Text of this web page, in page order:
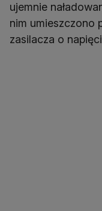
ujemnie
nim umieszczono
zasilacza o